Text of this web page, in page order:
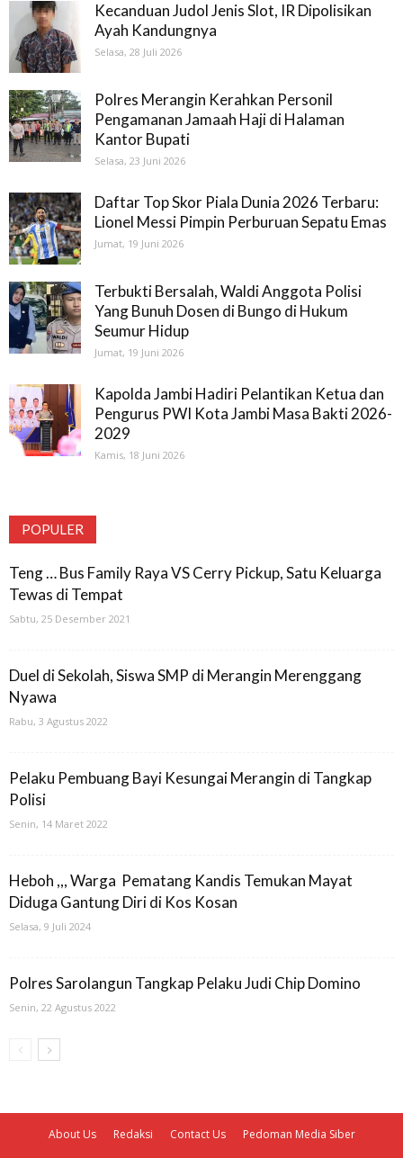
Kecanduan Judol Jenis Slot, IR Dipolisikan
Ayah Kandungnya
Selasa, 28 Juli 2026
Polres Merangin Kerahkan Personil
Pengamanan Jamaah Haji di Halaman
Kantor Bupati
Selasa, 23 Juni 2026
Daftar Top Skor Piala Dunia 2026 Terbaru:
Lionel Messi Pimpin Perburuan Sepatu Emas
Jumat, 19 Juni 2026
Terbukti Bersalah, Waldi Anggota Polisi
Yang Bunuh Dosen di Bungo di Hukum
Seumur Hidup
Jumat, 19 Juni 2026
Kapolda Jambi Hadiri Pelantikan Ketua dan
Pengurus PWI Kota Jambi Masa Bakti 2026-
2029
Kamis, 18 Juni 2026
POPULER
Teng … Bus Family Raya VS Cerry Pickup, Satu Keluarga
Tewas di Tempat
Sabtu, 25 Desember 2021
Duel di Sekolah, Siswa SMP di Merangin Merenggang
Nyawa
Rabu, 3 Agustus 2022
Pelaku Pembuang Bayi Kesungai Merangin di Tangkap
Polisi
Senin, 14 Maret 2022
Heboh ,,, Warga Pematang Kandis Temukan Mayat
Diduga Gantung Diri di Kos Kosan
Selasa, 9 Juli 2024
Polres Sarolangun Tangkap Pelaku Judi Chip Domino
Senin, 22 Agustus 2022
About Us Redaksi Contact Us
Pedoman Media Siber